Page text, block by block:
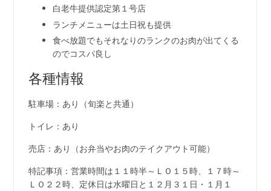
白老牛提供認定第１号店
ランチメニューは土日祝も提供
食べ放題でもそれなりのランクのお肉が出てくる
のでコスパ良し
各種情報
駐車場：あり（旬楽と共通）
トイレ：あり
売店：あり（お弁当やお肉のテイクアウト可能）
特記事項：営業時間は１１時半～ＬＯ１５時、１７時～
ＬＯ２２時、定休日は水曜日と１２月３１日・１月１